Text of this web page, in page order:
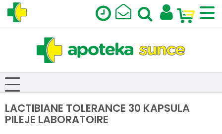
LACTIBIANE TOLERANCE 30 KAPSULA
PILEJE LABORATOIRE